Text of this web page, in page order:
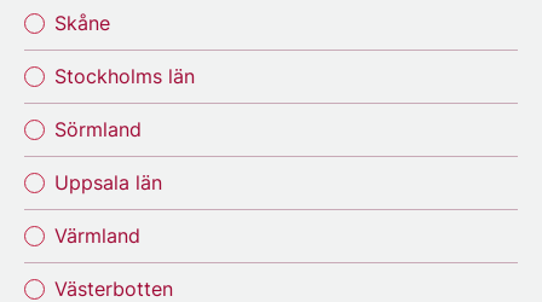
Skåne
Stockholms län
Sörmland
Uppsala län
Värmland
Västerbotten